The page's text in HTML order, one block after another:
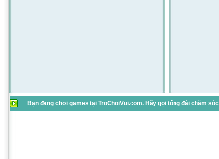
Bạn đang chơi games tại TroChoiVui.com. Hãy gọi tổng đài chăm